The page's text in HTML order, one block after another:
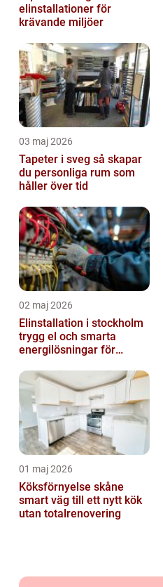
elinstallationer för
krävande miljöer
03 maj 2026
Tapeter i sveg så skapar
du personliga rum som
håller över tid
02 maj 2026
Elinstallation i stockholm
trygg el och smarta
energilösningar för
01 maj 2026
Köksförnyelse skåne
smart väg till ett nytt kök
utan totalrenovering